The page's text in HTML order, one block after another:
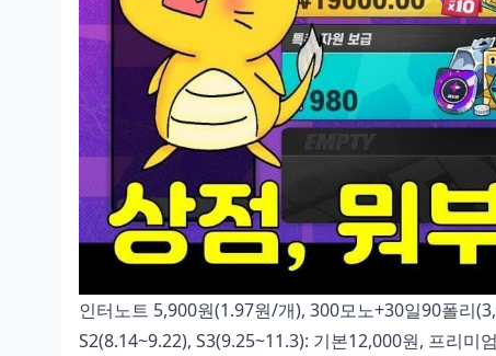
인터노트 5,900원(1.97원/개), 300모노+30일90폴리
S2(8.14~9.22), S3(9.25~11.3): 기본12,000원, 프리미